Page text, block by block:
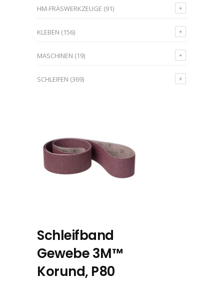
HM-FRÄSWERKZEUGE (91)
KLEBEN (156)
MASCHINEN (19)
SCHLEIFEN (369)
Schleifband
Gewebe 3M™
Korund, P80